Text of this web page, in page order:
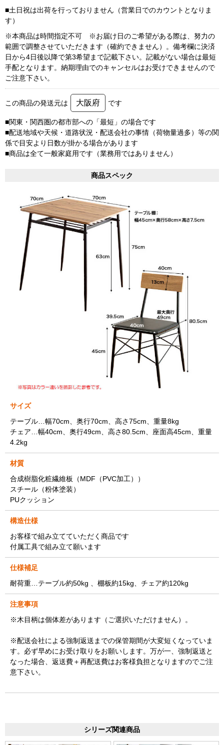
■土日祝は出荷を行っておりません（営業日でのカウントとなりま
す）
※本商品は時間指定不可 ※お届け日のご希望がある際は、努力の
範囲で調整させていただきます（確約できません）。備考欄に決済
日から4日後以降で第3希望まで記載下さい。記載がない場合は最短
手配となります。納期理由でのキャンセルはお受けできませんので
ご注意下さい。
この商品の発送元は 大阪府 です
■関東・関西圏の都市部への「最短」の場合です
■配送地域や天候・道路状況・配送会社の事情（荷物量過多）等の関
係で目安より日数が掛かる場合があります
■商品は全て一般家庭用です（業務用ではありません）
商品スペック
サイズ
テーブル…幅70cm、奥行70cm、高さ75cm、重量8kg
チェア…幅40cm、奥行49cm、高さ80.5cm、座面高45cm、重量
4.2kg
材質
合成樹脂化粧繊維板（MDF（PVC加工））
スチール（粉体塗装）
PUクッション
構造仕様
お客様で組み立てていただく商品です
付属工具で組み立て願います
仕様補足
耐荷重…テーブル約50kg 、棚板約15kg、チェア約120kg
注意事項
※木目柄は個体差があります（ご選択いただけません）。
※配送会社による強制返送までの保管期間が大変短くなっていま
す。必ず早めにお受け取りをお願いします。万が一、強制返送と
なった場合、返送費＋再配送費はお客様負担となりますのでご注
意下さい。
シリーズ関連商品